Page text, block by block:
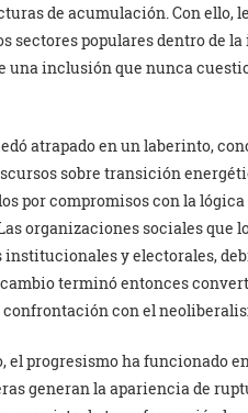
de acumulación. Con ello,
sectores populares dentro de
una inclusión que nunca
atrapado en un laberinto,
sobre transición
por compromisos con la
organizaciones sociales que
y electorales,
terminó entonces
con el
progresismo ha funcionado
generan la apariencia de